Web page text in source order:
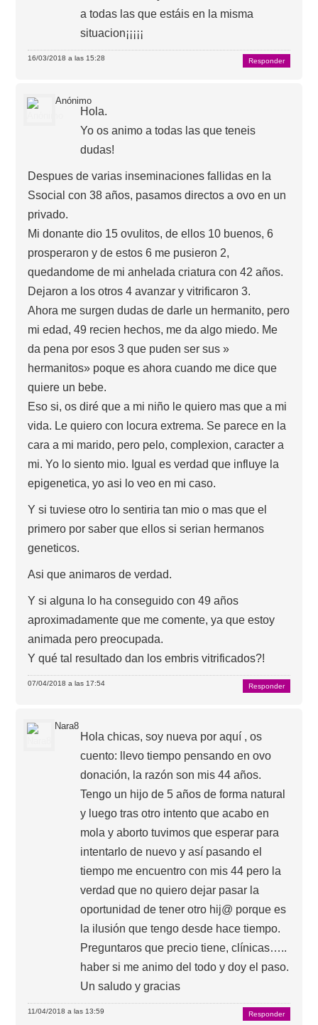
a todas las que estáis en la misma
situacion¡¡¡¡¡
16/03/2018 a las 15:28 Responder
Anónimo
Hola.
Yo os animo a todas las que teneis
dudas!
Despues de varias inseminaciones fallidas en la
Ssocial con 38 años, pasamos directos a ovo en un
privado.
Mi donante dio 15 ovulitos, de ellos 10 buenos, 6
prosperaron y de estos 6 me pusieron 2,
quedandome de mi anhelada criatura con 42 años.
Dejaron a los otros 4 avanzar y vitrificaron 3.
Ahora me surgen dudas de darle un hermanito, pero
mi edad, 49 recien hechos, me da algo miedo. Me
da pena por esos 3 que puden ser sus »
hermanitos» poque es ahora cuando me dice que
quiere un bebe.
Eso si, os diré que a mi niño le quiero mas que a mi
vida. Le quiero con locura extrema. Se parece en la
cara a mi marido, pero pelo, complexion, caracter a
mi. Yo lo siento mio. Igual es verdad que influye la
epigenetica, yo asi lo veo en mi caso.
Y si tuviese otro lo sentiria tan mio o mas que el
primero por saber que ellos si serian hermanos
geneticos.
Asi que animaros de verdad.
Y si alguna lo ha conseguido con 49 años
aproximadamente que me comente, ya que estoy
animada pero preocupada.
Y qué tal resultado dan los embris vitrificados?!
07/04/2018 a las 17:54 Responder
Nara8
Hola chicas, soy nueva por aquí , os
cuento: llevo tiempo pensando en ovo
donación, la razón son mis 44 años.
Tengo un hijo de 5 años de forma natural
y luego tras otro intento que acabo en
mola y aborto tuvimos que esperar para
intentarlo de nuevo y así pasando el
tiempo me encuentro con mis 44 pero la
verdad que no quiero dejar pasar la
oportunidad de tener otro hij@ porque es
la ilusión que tengo desde hace tiempo.
Preguntaros que precio tiene, clínicas…..
haber si me animo del todo y doy el paso.
Un saludo y gracias
11/04/2018 a las 13:59 Responder